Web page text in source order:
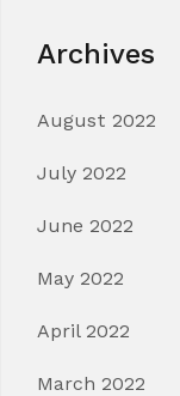
Archives
August 2022
July 2022
June 2022
May 2022
April 2022
March 2022